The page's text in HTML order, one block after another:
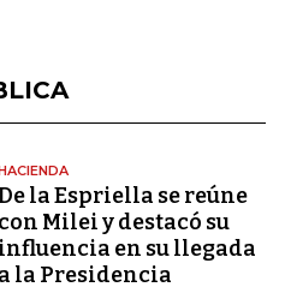
la Espriella se reúne
con Milei y destacó su
influencia en su llegada
a la Presidencia